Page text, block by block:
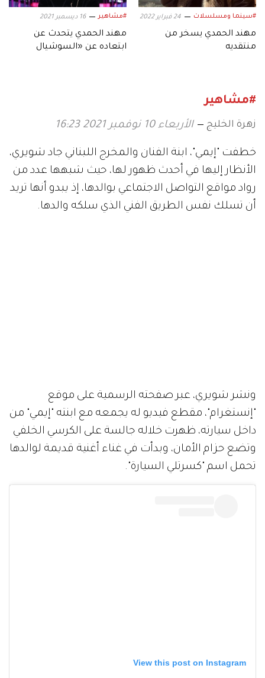
#سينما ومسلسلات 24 فبراير 2022
مهند الحمدي يسخر من
منتقديه
#مشاهير 16 ديسمبر 2021
مهند الحمدي يتحدث عن
ابتعاده عن «السوشيال
#مشاهير
زهرة الخليج الأربعاء 10 نوفمبر 2021 16:23
خطفت "إيمي"، ابنة الفنان والمخرج اللبناني جاد شويري،
الأنظار إليها في أحدث ظهور لها، حيث شبهها عدد من
رواد مواقع التواصل الاجتماعي بوالدها، إذ يبدو أنها تريد
أن تسلك نفس الطريق الفني الذي سلكه والدها.
ونشر شويري، عبر صفحته الرسمية على موقع
"إنستغرام"، مقطع فيديو له يجمعه مع ابنته "إيمي" من
داخل سيارته، ظهرت خلاله جالسة على الكرسي الخلفي
وتضع حزام الأمان، وبدأت في غناء أغنية قديمة لوالدها
تحمل اسم "كسرتلي السيارة".
View this post on Instagram